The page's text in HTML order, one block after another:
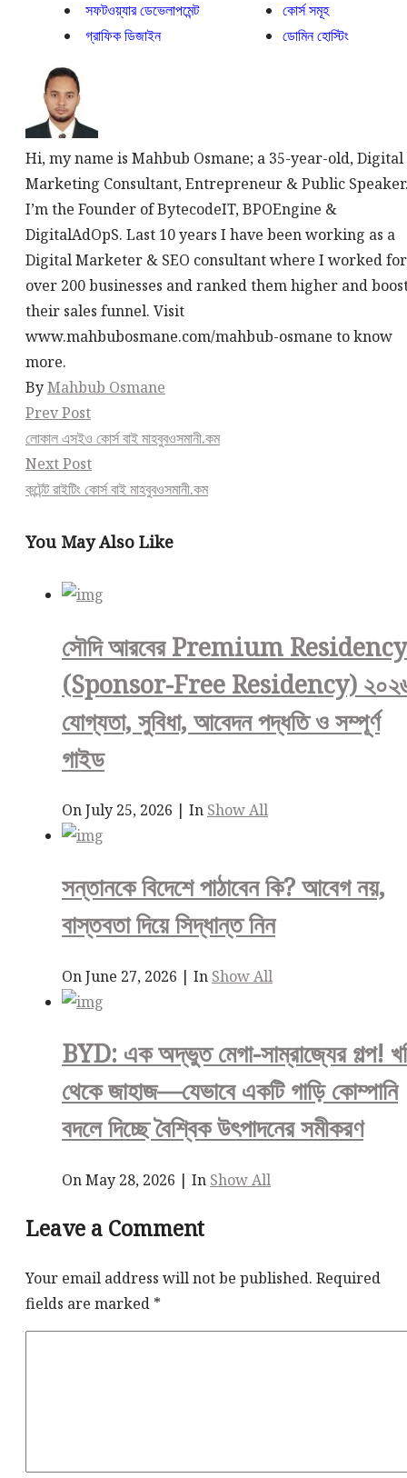
সফটওয়্যার ডেভেলাপমেন্ট
গ্রাফিক ডিজাইন
কোর্স সমূহ
ডোমিন হোস্টিং
Hi, my name is Mahbub Osmane; a 35-year-old, Digital
Marketing Consultant, Entrepreneur & Public
I’m the Founder of BytecodeIT, BPOEngine &
DigitalAdOpS. Last 10 years I have been working as a
Digital Marketer & SEO consultant where I worked for
over 200 businesses and ranked them higher and
their sales funnel. Visit
www.mahbubosmane.com/mahbub-osmane to know
more.
ByMahbub Osmane
Post
navigation
Prev Post
লোকাল এসইও কোর্স বাই মাহবুবওসমানী.কম
Next Post
কন্টেন্ট রাইটিং কোর্স বাই মাহবুবওসমানী.কম
You May Also Like
সৌদি আরবের Premium Residency
(Sponsor-Free Residency)
যোগ্যতা, সুবিধা, আবেদন পদ্ধতি ও সম্পূর্ণ
গাইড
On July 25, 2026 | In Show All
সন্তানকে বিদেশে পাঠাবেন কি? আবেগ নয়,
বাস্তবতা দিয়ে সিদ্ধান্ত নিন
On June 27, 2026 | In Show All
BYD: এক অদ্ভুত মেগা-সাম্রাজ্যের গল্প!
থেকে জাহাজ—যেভাবে একটি গাড়ি কোম্পানি
বদলে দিচ্ছে বৈশ্বিক উৎপাদনের সমীকরণ
On May 28, 2026 | In Show All
Leave a Comment
Your email address will not be published. Required
fields are marked *